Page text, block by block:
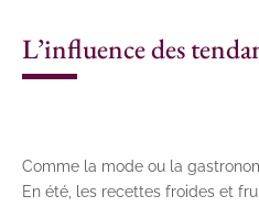
L’influence des
Comme la mode ou la
En été, les recettes froides et